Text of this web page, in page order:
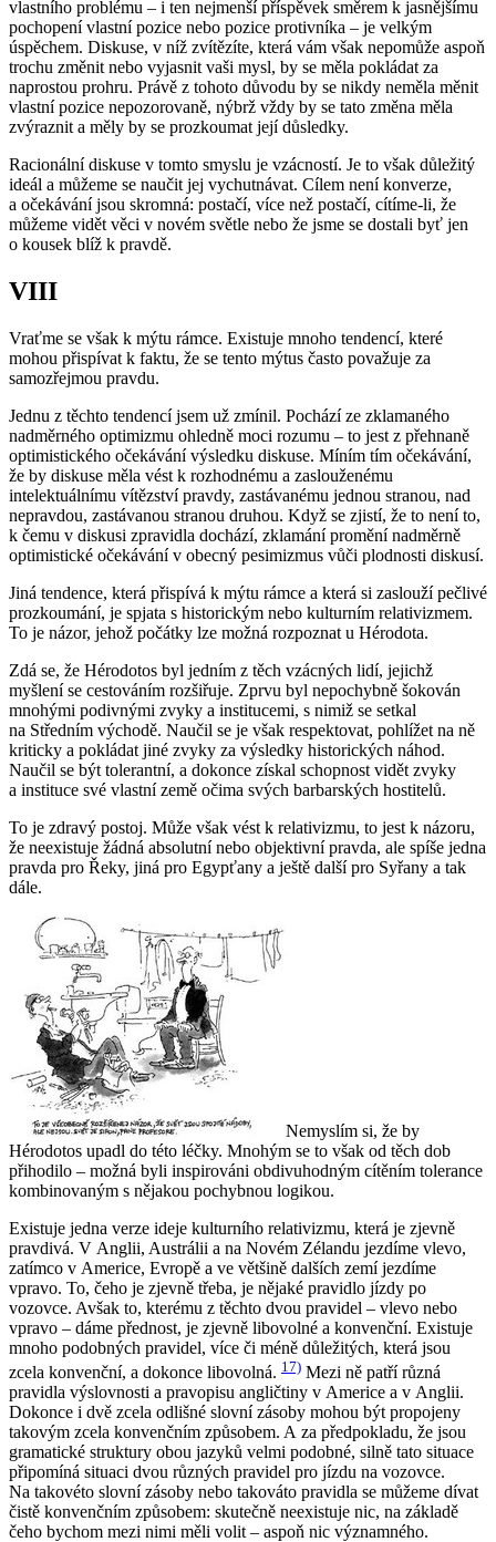
vlastního problému – i ten nejmenší příspěvek směrem k jasnějšímu
pochopení vlastní pozice nebo pozice protivníka – je velkým
úspěchem. Diskuse, v níž zvítězíte, která vám však nepomůže aspoň
trochu změnit nebo vyjasnit vaši mysl, by se měla pokládat za
naprostou prohru. Právě z tohoto důvodu by se nikdy neměla měnit
vlastní pozice nepozorovaně, nýbrž vždy by se tato změna měla
zvýraznit a měly by se prozkoumat její důsledky.
Racionální diskuse v tomto smyslu je vzácností. Je to však důležitý
ideál a můžeme se naučit jej vychutnávat. Cílem není konverze,
a očekávání jsou skromná: postačí, více než postačí, cítíme-li, že
můžeme vidět věci v novém světle nebo že jsme se dostali byť jen
o kousek blíž k pravdě.
VIII
Vraťme se však k mýtu rámce. Existuje mnoho tendencí, které
mohou přispívat k faktu, že se tento mýtus často považuje za
samozřejmou pravdu.
Jednu z těchto tendencí jsem už zmínil. Pochází ze zklamaného
nadměrného optimizmu ohledně moci rozumu – to jest z přehnaně
optimistického očekávání výsledku diskuse. Míním tím očekávání,
že by diskuse měla vést k rozhodnému a zaslouženému
intelektuálnímu vítězství pravdy, zastávanému jednou stranou, nad
nepravdou, zastávanou stranou druhou. Když se zjistí, že to není to,
k čemu v diskusi zpravidla dochází, zklamání promění nadměrně
optimistické očekávání v obecný pesimizmus vůči plodnosti diskusí.
Jiná tendence, která přispívá k mýtu rámce a která si zaslouží pečlivé
prozkoumání, je spjata s historickým nebo kulturním relativizmem.
To je názor, jehož počátky lze možná rozpoznat u Hérodota.
Zdá se, že Hérodotos byl jedním z těch vzácných lidí, jejichž
myšlení se cestováním rozšiřuje. Zprvu byl nepochybně šokován
mnohými podivnými zvyky a institucemi, s nimiž se setkal
na Středním východě. Naučil se je však respektovat, pohlížet na ně
kriticky a pokládat jiné zvyky za výsledky historických náhod.
Naučil se být tolerantní, a dokonce získal schopnost vidět zvyky
a instituce své vlastní země očima svých barbarských hostitelů.
To je zdravý postoj. Může však vést k relativizmu, to jest k názoru,
že neexistuje žádná absolutní nebo objektivní pravda, ale spíše jedna
pravda pro Řeky, jiná pro Egypťany a ještě další pro Syřany a tak
dále.
Nemyslím si, že by
Hérodotos upadl do této léčky. Mnohým se to však od těch dob
přihodilo – možná byli inspirováni obdivuhodným cítěním tolerance
kombinovaným s nějakou pochybnou logikou.
Existuje jedna verze ideje kulturního relativizmu, která je zjevně
pravdivá. V Anglii, Austrálii a na Novém Zélandu jezdíme vlevo,
zatímco v Americe, Evropě a ve většině dalších zemí jezdíme
vpravo. To, čeho je zjevně třeba, je nějaké pravidlo jízdy po
vozovce. Avšak to, kterému z těchto dvou pravidel – vlevo nebo
vpravo – dáme přednost, je zjevně libovolné a konvenční. Existuje
mnoho podobných pravidel, více či méně důležitých, která jsou
zcela konvenční, a dokonce libovolná. 17) Mezi ně patří různá
pravidla výslovnosti a pravopisu angličtiny v Americe a v Anglii.
Dokonce i dvě zcela odlišné slovní zásoby mohou být propojeny
takovým zcela konvenčním způsobem. A za předpokladu, že jsou
gramatické struktury obou jazyků velmi podobné, silně tato situace
připomíná situaci dvou různých pravidel pro jízdu na vozovce.
Na takovéto slovní zásoby nebo takováto pravidla se můžeme dívat
čistě konvenčním způsobem: skutečně neexistuje nic, na základě
čeho bychom mezi nimi měli volit – aspoň nic významného.